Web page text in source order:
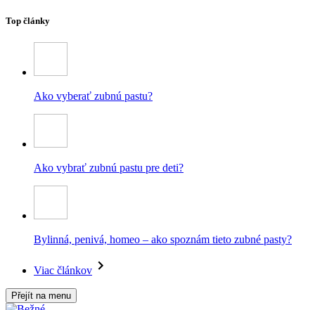
Top články
Ako vyberať zubnú pastu?
Ako vybrať zubnú pastu pre deti?
Bylinná, penivá, homeo – ako spoznám tieto zubné pasty?
Viac článkov
Přejít na menu